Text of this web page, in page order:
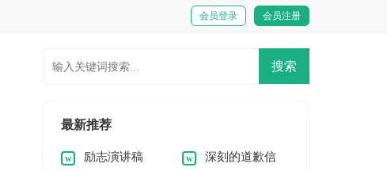
会员登录 会员注册
最新推荐
励志演讲稿 深刻的道歉信